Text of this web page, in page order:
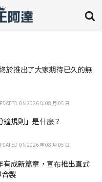
於推出了大家期待已久的無
ON 2026 年 08 月 05 日
規則」是什麼？
ON 2026 年 08 月 05 日
有成新篇章，宣布推出直式
製